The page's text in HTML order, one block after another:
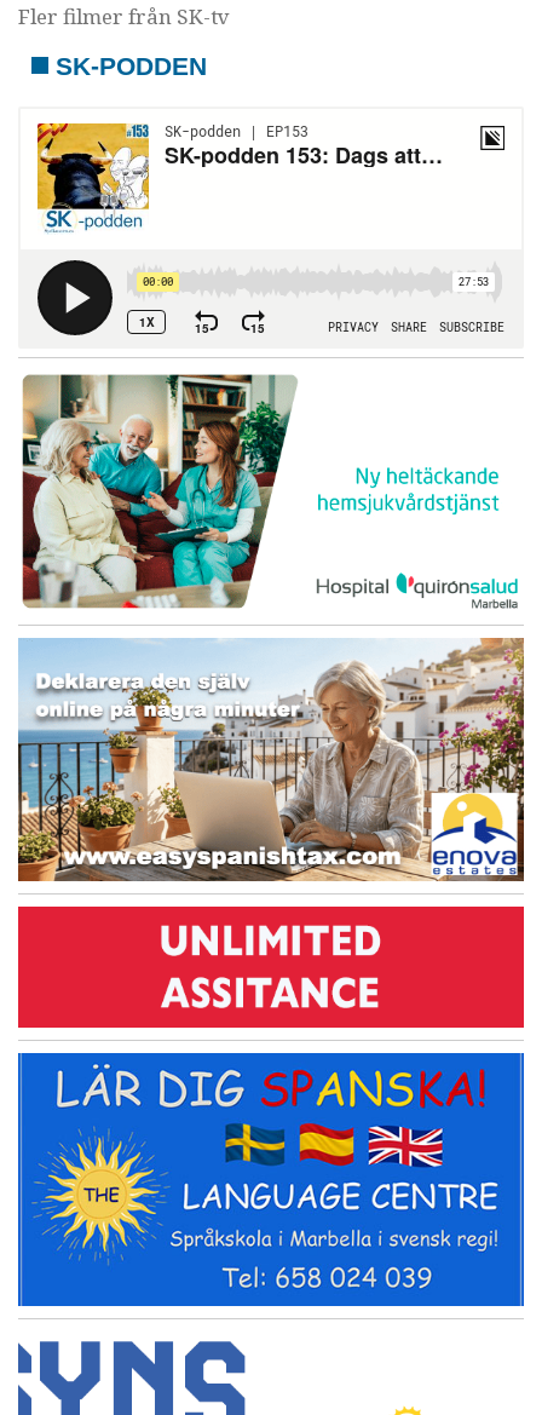
Fler filmer från SK-tv
SK-PODDEN